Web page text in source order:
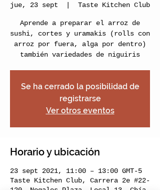
jue, 23 sept Taste Kitchen Club
Aprende a preparar el arroz de
sushi, cortes y uramakis (rolls con
arroz por fuera, alga por dentro)
también variedades de niguiris
Se ha cerrado la posibilidad de
registrarse
Ver otros eventos
Horario y ubicación
23 sept 2021, 11:00 – 13:00 GMT-5
Taste Kitchen Club, Carrera 2e #22-